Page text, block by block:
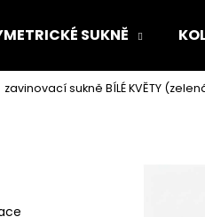
SUKNĚ
zavinovací sukně BÍLÉ KVĚTY
Co